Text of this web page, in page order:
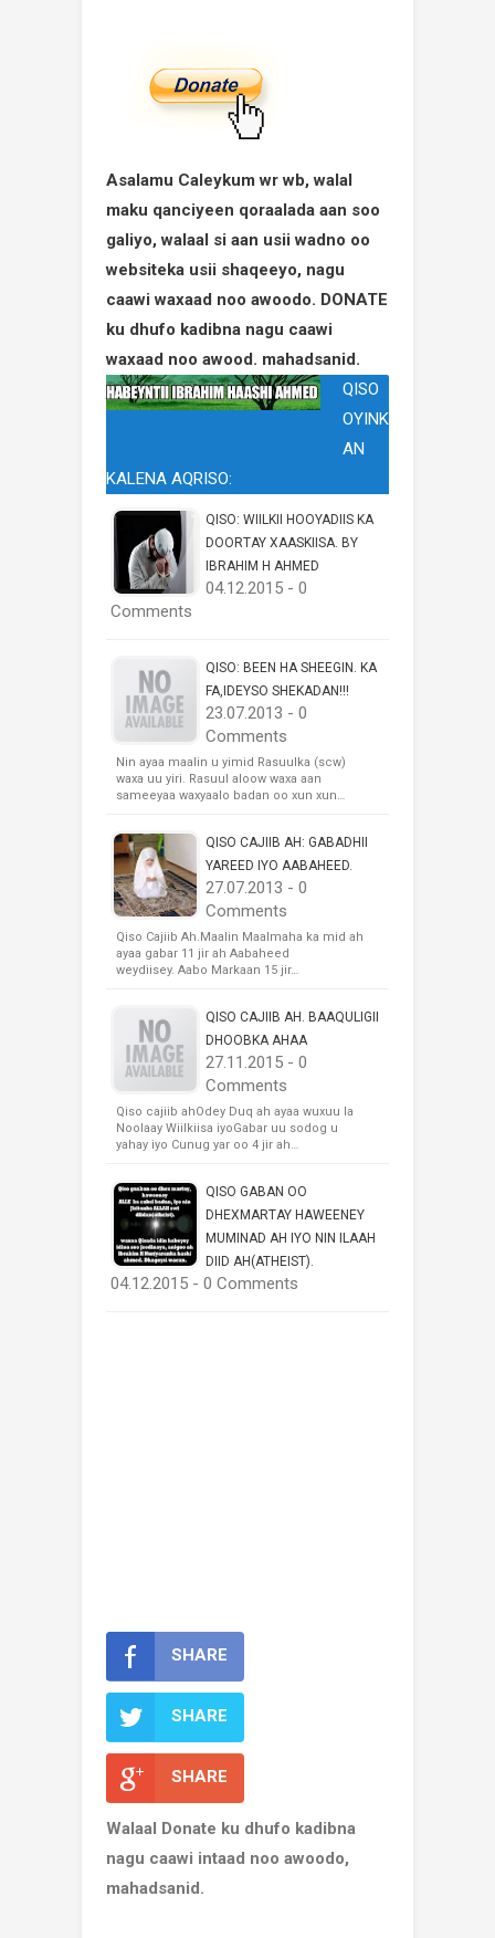
Asalamu Caleykum wr wb, walal
maku qanciyeen qoraalada aan soo
galiyo, walaal si aan usii wadno oo
websiteka usii shaqeeyo, nagu
caawi waxaad noo awoodo. DONATE
ku dhufo kadibna nagu caawi
waxaad noo awood. mahadsanid.
QISO
OYINK
AN
KALENA AQRISO:
QISO: WIILKII HOOYADIIS KA
DOORTAY XAASKIISA. BY
IBRAHIM H AHMED
04.12.2015 - 0
Comments
QISO: BEEN HA SHEEGIN. KA
FA,IDEYSO SHEKADAN!!!
23.07.2013 - 0
Comments
Nin ayaa maalin u yimid Rasuulka (scw)
waxa uu yiri. Rasuul aloow waxa aan
sameeyaa waxyaalo badan oo xun xun…
QISO CAJIIB AH: GABADHII
YAREED IYO AABAHEED.
27.07.2013 - 0
Comments
Qiso Cajiib Ah.Maalin Maalmaha ka mid ah
ayaa gabar 11 jir ah Aabaheed
weydiisey. Aabo Markaan 15 jir…
QISO CAJIIB AH. BAAQULIGII
DHOOBKA AHAA
27.11.2015 - 0
Comments
Qiso cajiib ahOdey Duq ah ayaa wuxuu la
Noolaay Wiilkiisa iyoGabar uu sodog u
yahay iyo Cunug yar oo 4 jir ah…
QISO GABAN OO
DHEXMARTAY HAWEENEY
MUMINAD AH IYO NIN ILAAH
DIID AH(ATHEIST).
04.12.2015 - 0 Comments
SHARE
SHARE
SHARE
Walaal Donate ku dhufo kadibna
nagu caawi intaad noo awoodo,
mahadsanid.